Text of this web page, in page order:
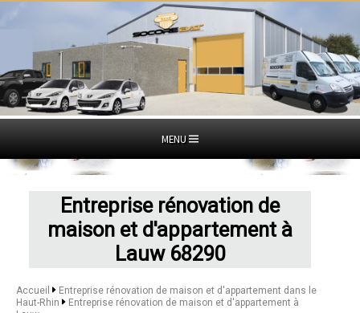
MENU
Entreprise rénovation de
maison et d'appartement à
Lauw 68290
Accueil
Entreprise rénovation de maison et d'appartement dans le
Haut-Rhin
Entreprise rénovation de maison et d'appartement à